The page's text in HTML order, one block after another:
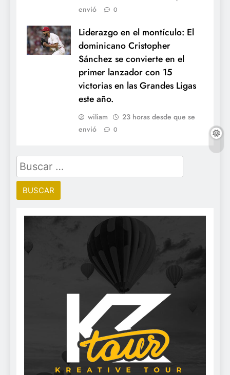
envió
0
Liderazgo en el montículo: El
dominicano Cristopher
Sánchez se convierte en el
primer lanzador con 15
victorias en las Grandes Ligas
este año.
wiliam
23 horas desde que se
envió
0
Buscar: